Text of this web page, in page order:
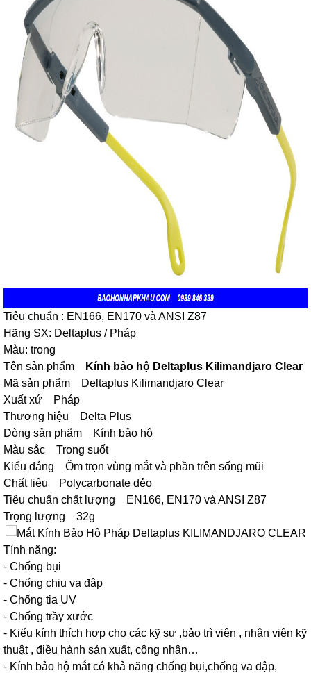
Tiêu chuẩn : EN166, EN170 và ANSI Z87
Hãng SX: Deltaplus / Pháp
Màu: trong
Tên sản phẩm
Kính bảo hộ Deltaplus Kilimandjaro Clear
Mã sản phẩm Deltaplus Kilimandjaro Clear
Xuất xứ Pháp
Thương hiệu Delta Plus
Dòng sản phẩm Kính bảo hộ
Màu sắc Trong suốt
Kiểu dáng Ôm trọn vùng mắt và phần trên sống mũi
Chất liệu Polycarbonate dẻo
Tiêu chuẩn chất lượng EN166, EN170 và ANSI Z87
Trọng lượng 32g
Tính năng:
- Chống bụi
- Chống chịu va đập
- Chống tia UV
- Chống trầy xước
- Kiểu kính thích hợp cho các kỹ sư ,bảo trì viên , nhân viên kỹ
thuật , điều hành sản xuất, công nhân…
- Kính bảo hộ mắt có khả năng chống bụi,chống va đập,